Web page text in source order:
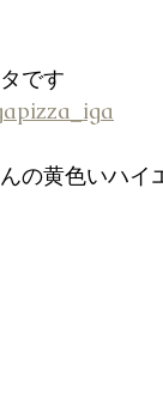
です
の黄色いハイ